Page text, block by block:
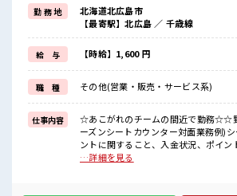
経験はちょっとだけ…という方もOK！
≪プライベートが充実する≫
場合によってはお願いすることもありますが、
残業はほとんどナシ！
≪ヘアカラーOKで自由な雰囲気の職場≫
明るすぎたり奇抜でなければ基本的に自由！
(規定有)≪自分に向いている仕事が探せる≫
困った事などがあれば、
担当がしっかりサポートします！
■職場の雰囲気
髪型にこだわりのあるアナタは必見！
職場にはロッカー完備！
勤 務 地
北海道北広島市
【最寄駅】北広島 ／ 千歳線
給 与 【時給】1,600 円
職 種 その他(営業・販売・サービス系)
仕事内容
☆あこがれのチームの間近で勤務☆☆
ーズンシートカウンター対面業務例)
ントに関すること、入金状況、ポイン
料請求、購入希望、座席変更など ■お仕事PR ≪ビギナーさん
…詳細を見る